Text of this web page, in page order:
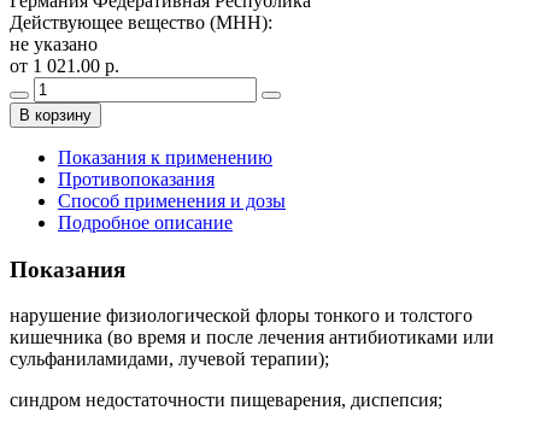
Действующее вещество (МНН):
не указано
от 1 021.00 р.
В корзину
Показания к применению
Противопоказания
Способ применения и дозы
Подробное описание
Показания
нарушение физиологической флоры тонкого и толстого
кишечника (во время и после лечения антибиотиками или
сульфаниламидами, лучевой терапии);
синдром недостаточности пищеварения, диспепсия;